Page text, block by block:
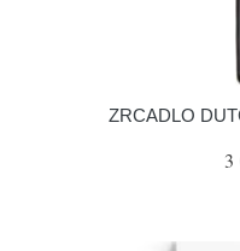
ZRCADLO
3